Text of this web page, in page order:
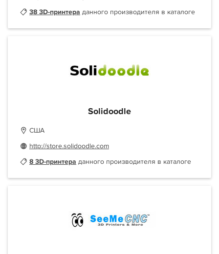
38 3D-принтера данного производителя в каталоге
Solidoodle
США
http://store.solidoodle.com
8 3D-принтера данного производителя в каталоге